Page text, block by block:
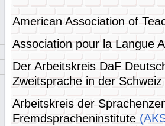
American Association of
Association pour la Langue
Der Arbeitskreis DaF
Zweitsprache in der Schweiz
Arbeitskreis der
Fremdspracheninstitute